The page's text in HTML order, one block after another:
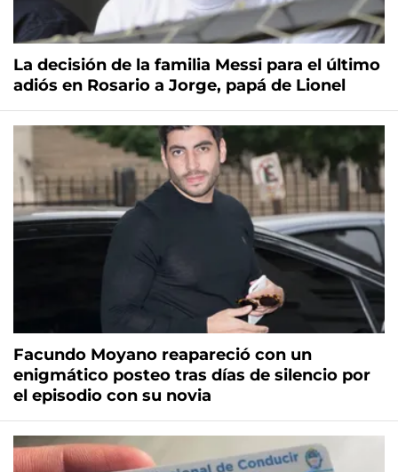
La decisión de la familia Messi para el último
adiós en Rosario a Jorge, papá de Lionel
Facundo Moyano reapareció con un
enigmático posteo tras días de silencio por
el episodio con su novia